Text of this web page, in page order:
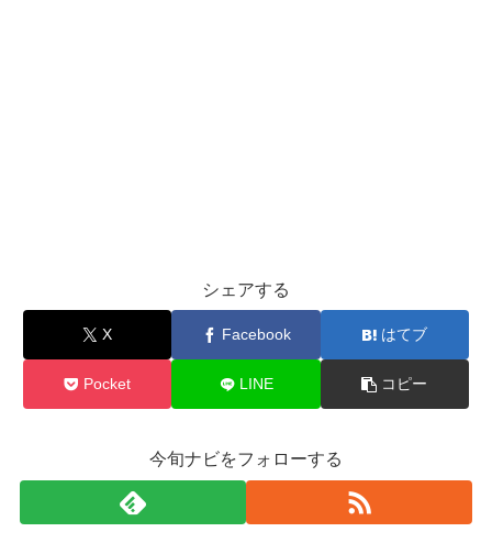
シェアする
X Facebook はてブ
Pocket LINE コピー
今旬ナビをフォローする